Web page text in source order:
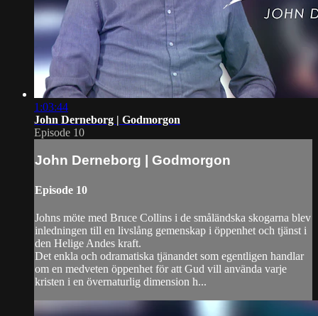
1:03:44
John Derneborg | Godmorgon
Episode 10
John Derneborg | Godmorgon
Episode 10
Johns möte med Bruce Collins i de småländska skogarna blev
inledningen till en livslång gemenskap i öppenhet och tjänst i
den Helige Andes kraft.
Det enkla och odramatiska tjänandet som egentligen handlar
om en medveten öppenhet för att Gud vill använda varje
kristen i en övernaturlig dimension h...